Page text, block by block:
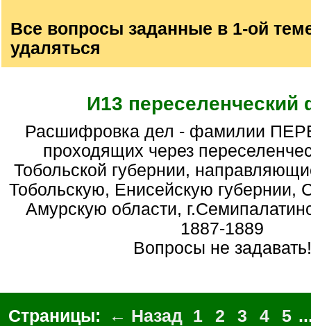
Все вопросы заданные в 1-ой
удаляться
И13 переселенческий
Расшифровка дел - фамилии ПЕРЕСЕЛЕНЦЕВ,
проходящих через
Тобольской губернии,
Тобольскую, Енисейскую губернии,
Амурскую области,
1887-1889
Вопросы не задавать!
Страницы: ← Назад 1 2 3 4 5